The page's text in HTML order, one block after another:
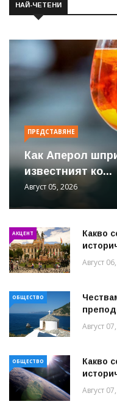
НАЙ-ЧЕТЕНИ
ПРЕДСТАВЯНЕ
Как Аперол
известният ко...
Август 05, 2026
АКЦЕНТ
Какво
Август
ОБЩЕСТВО
Август
ОБЩЕСТВО
Какво
Август